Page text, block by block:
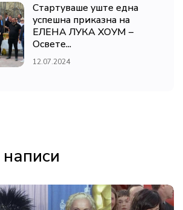
Стартуваше уште една
успешна приказна на
ЕЛЕНА ЛУКА ХОУМ –
Освете...
12.07.2024